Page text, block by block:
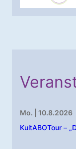
Mo. | 10.8.2026
KultABOTour –